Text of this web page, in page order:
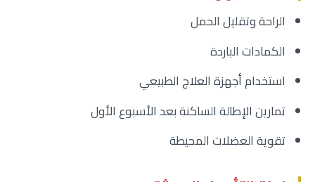
الراحة وتقليل الحمل
الكمادات الباردة
استخدام أجهزة العلاج الطبيعي
تمارين الإطالة الساكنة بعد الأسبوع الأول
تقوية العضلات المحيطة